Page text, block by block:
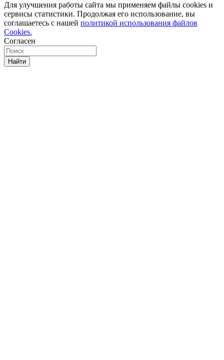
Для улучшения работы сайта мы применяем файлы cookies и
сервисы статистики. Продолжая его использование, вы
соглашаетесь с нашей политикой использования файлов
Cookies.
Согласен
Найти